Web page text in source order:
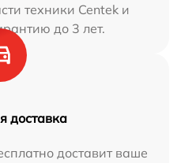
техники Centek и
до 3 лет.
доставка
доставит ваше